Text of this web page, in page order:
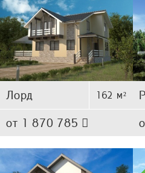
Лорд 162 м²
от 1 870 785